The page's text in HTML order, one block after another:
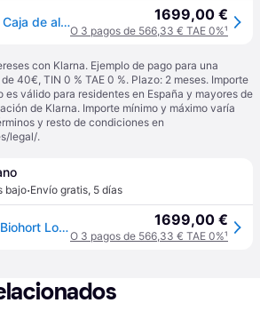
Biohort LoungeBox - Caja de almacenaje (200 x 84 x 88,5 cm), color gris oscuro metálico 1699,00 €
O 3 pagos de 566,33 € TAE 0%¹
con Klarna. Ejemplo de pago para una
40€, TIN 0 % TAE 0 %. Plazo: 2 meses. Importe
válido para residentes en España y mayores de
de Klarna. Importe mínimo y máximo varía
y resto de condiciones en
legal/.
bajo·Envío gratis, 5 días
Arcon Baul Metalico Biohort Loungebox 200 Color Gris Cuarzo Metalizado 1699,00 €
O 3 pagos de 566,33 € TAE 0%¹